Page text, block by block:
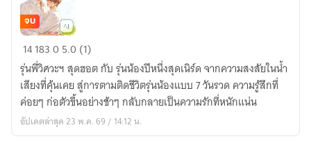
รุ่น
น้อง
คน
นี้
ที่
หนึ่ง
จบ
1418305.0 (1)
รุ่นพี่วิศวะฯ สุดฮอต กับ รุ่นน้องปีหนึ่งสุดเนิร์ด จากความสงสัยในน้ำ
เสียงที่คุ้นเคย สู่การตามติดชีวิตรุ่นน้องแบบ 7 วันรวด ความรู้สึกที่
ค่อยๆ ก่อตัวขึ้นอย่างช้าๆ กลับกลายเป็นความรักที่หนักแน่น
อัปเดตล่าสุด 23 พ.ค. 69 / 14:12 น.